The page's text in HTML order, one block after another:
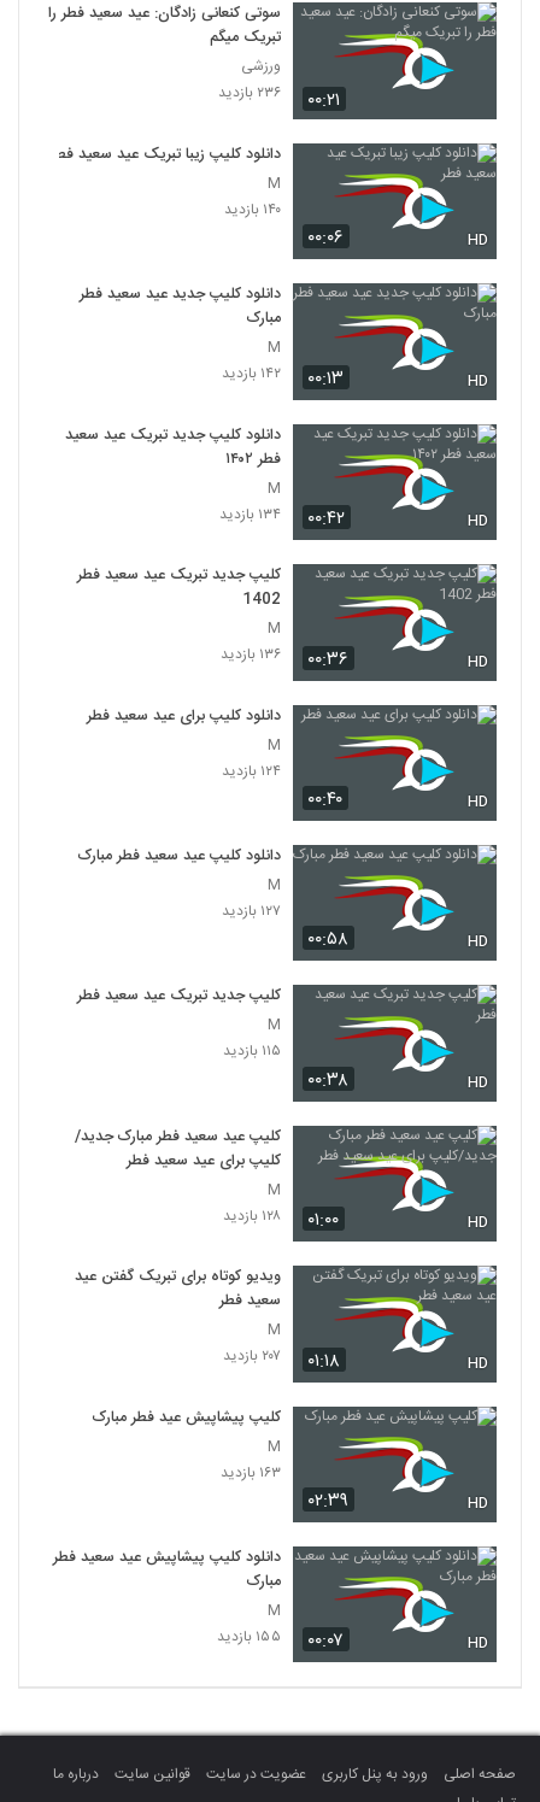
۰۰:۲۱
سوتی کنعانی زادگان: عید سعید فطر را
تبریک میگم
ورزشی
۲۳۶ بازدید
۰۰:۰۶ HD
دانلود کلیپ زیبا تبریک عید سعید فطر
M
۱۴۰ بازدید
۰۰:۱۳ HD
دانلود کلیپ جدید عید سعید فطر
مبارک
M
۱۴۲ بازدید
۰۰:۴۲ HD
دانلود کلیپ جدید تبریک عید سعید
فطر ۱۴۰۲
M
۱۳۴ بازدید
۰۰:۳۶ HD
کلیپ جدید تبریک عید سعید فطر
1402
M
۱۳۶ بازدید
۰۰:۴۰ HD
دانلود کلیپ برای عید سعید فطر
M
۱۲۴ بازدید
۰۰:۵۸ HD
دانلود کلیپ عید سعید فطر مبارک
M
۱۲۷ بازدید
۰۰:۳۸ HD
کلیپ جدید تبریک عید سعید فطر
M
۱۱۵ بازدید
۰۱:۰۰ HD
کلیپ عید سعید فطر مبارک جدید/
کلیپ برای عید سعید فطر
M
۱۲۸ بازدید
۰۱:۱۸ HD
ویدیو کوتاه برای تبریک گفتن عید
سعید فطر
M
۲۰۷ بازدید
۰۲:۳۹ HD
کلیپ پیشاپیش عید فطر مبارک
M
۱۶۳ بازدید
۰۰:۰۷ HD
دانلود کلیپ پیشاپیش عید سعید فطر
مبارک
M
۱۵۵ بازدید
صفحه اصلی ورود به پنل کاربری عضویت در سایت قوانین سایت
درباره ما